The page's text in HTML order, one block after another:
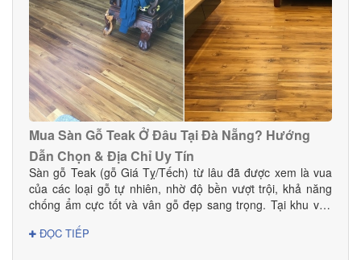
Mua Sàn Gỗ Teak Ở Đâu Tại Đà Nẵng? Hướng
Dẫn Chọn & Địa Chỉ Uy Tín
Sàn gỗ Teak (gỗ Giá Tỵ/Tếch) từ lâu đã được xem là vua
của các loại gỗ tự nhiên, nhờ độ bền vượt trội, khả năng
chống ẩm cực tốt và vân gỗ đẹp sang trọng. Tại khu vực
— sàn gỗ Teak là lựa chọn hoàn hảo cho cả nhà ở, biệt
ĐỌC TIẾP